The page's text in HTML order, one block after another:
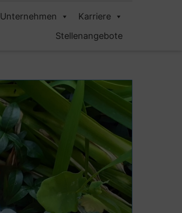
Unternehmen
Karriere
Stellenangebote